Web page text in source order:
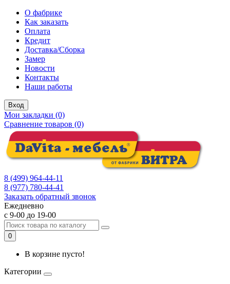
О фабрике
Как заказать
Оплата
Кредит
Доставка/Сборка
Замер
Новости
Контакты
Наши работы
Вход
Мои закладки (0)
Сравнение товаров (0)
8 (499) 964-44-11
8 (977) 780-44-41
Заказать обратный звонок
Ежедневно
с 9-00 до 19-00
0
В корзине пусто!
Категории